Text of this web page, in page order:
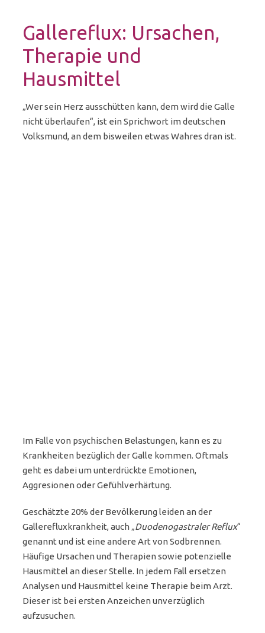
Gallereflux: Ursachen,
Therapie und
Hausmittel
„Wer sein Herz ausschütten kann, dem wird die Galle
nicht überlaufen“, ist ein Sprichwort im deutschen
Volksmund, an dem bisweilen etwas Wahres dran ist.
Im Falle von psychischen Belastungen, kann es zu
Krankheiten bezüglich der Galle kommen. Oftmals
geht es dabei um unterdrückte Emotionen,
Aggresionen oder Gefühlverhärtung.
Geschätzte 20% der Bevölkerung leiden an der
Gallerefluxkrankheit, auch „Duodenogastraler Reflux“
genannt und ist eine andere Art von Sodbrennen.
Häufige Ursachen und Therapien sowie potenzielle
Hausmittel an dieser Stelle. In jedem Fall ersetzen
Analysen und Hausmittel keine Therapie beim Arzt.
Dieser ist bei ersten Anzeichen unverzüglich
aufzusuchen.